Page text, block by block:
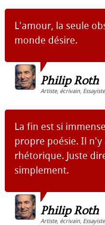
L'amour, la seule
monde désire.
Philip Roth
Artiste, écrivain, Essayiste
La fin est si
propre poésie. Il n'y
rhétorique. Juste
simplement.
Philip Roth
Artiste, écrivain, Essayiste